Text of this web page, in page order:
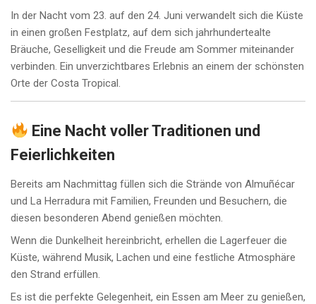
In der Nacht vom 23. auf den 24. Juni verwandelt sich die Küste
in einen großen Festplatz, auf dem sich jahrhundertealte
Bräuche, Geselligkeit und die Freude am Sommer miteinander
verbinden. Ein unverzichtbares Erlebnis an einem der schönsten
Orte der Costa Tropical.
Eine Nacht voller Traditionen und
Feierlichkeiten
Bereits am Nachmittag füllen sich die Strände von Almuñécar
und La Herradura mit Familien, Freunden und Besuchern, die
diesen besonderen Abend genießen möchten.
Wenn die Dunkelheit hereinbricht, erhellen die Lagerfeuer die
Küste, während Musik, Lachen und eine festliche Atmosphäre
den Strand erfüllen.
Es ist die perfekte Gelegenheit, ein Essen am Meer zu genießen,